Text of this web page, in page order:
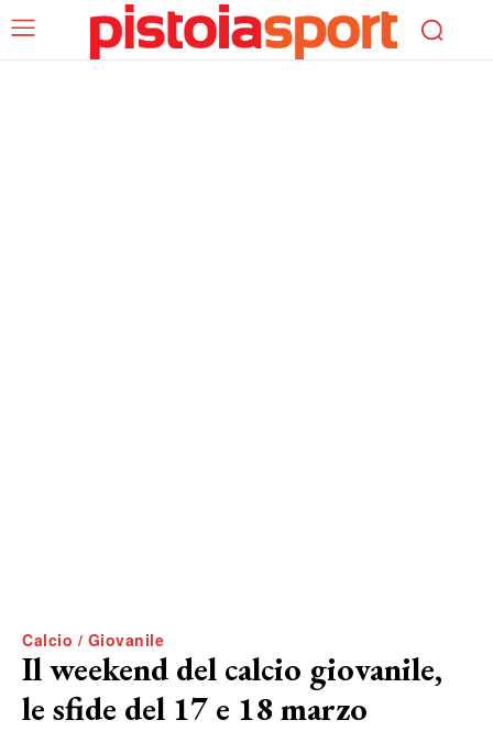
Calcio / Giovanile
Il weekend del calcio giovanile,
le sfide del 17 e 18 marzo